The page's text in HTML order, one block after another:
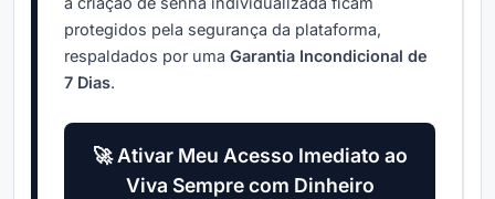
protegidos pela segurança da plataforma,
respaldados por uma Garantia Incondicional de
7 Dias.
🚀 Ativar Meu Acesso Imediato ao
Viva Sempre com Dinheiro